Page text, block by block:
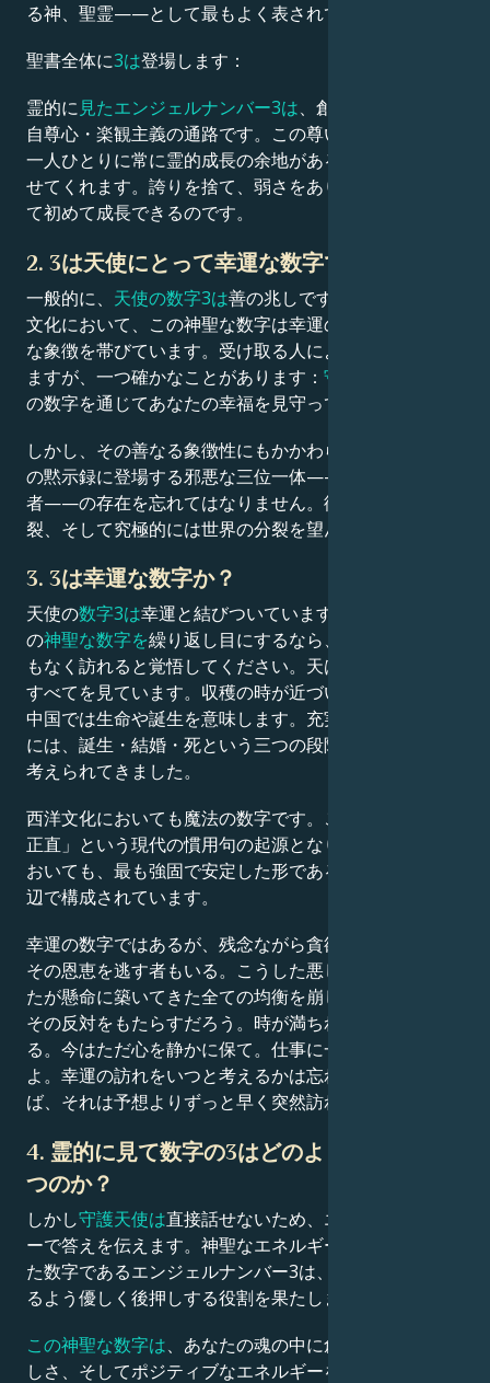
る神、聖霊——として最もよく表されています。
聖書全体に3は登場します：
霊的に見たエンジェルナンバー3は、創造性・豊かさ・
自尊心・楽観主義の通路です。この尊い数字は、私たち
一人ひとりに常に霊的成長の余地があることを思い出さ
せてくれます。誇りを捨て、弱さをありのままに直視し
て初めて成長できるのです。
2. 3は天使にとって幸運な数字ですか？
一般的に、 天使の数字3は善の兆しです。様々な宗教や
文化において、この神聖な数字は幸運の印とポジティブ
な象徴を帯びています。受け取る人によって形は変わり
ますが、一つ確かなことがあります： 守護天使たちが
の数字を通じてあなたの幸福を見守っているのです。
しかし、その善なる象徴性にもかかわらず、キリスト教
の黙示録に登場する邪悪な三位一体——竜、獣、偽預言
者——の存在を忘れてはなりません。彼らは人類の分
裂、そして究極的には世界の分裂を望んでいるのです。
3. 3は幸運な数字か？
天使の数字3は幸運と結びついています。日常生活でこ
の神聖な数字を繰り返し目にするなら、良い知らせが間
もなく訪れると覚悟してください。天はあなたの努力の
すべてを見ています。収穫の時が近づいているのです。
中国では生命や誕生を意味します。充実した人生を送る
には、誕生・結婚・死という三つの段階を経るべきだと
考えられてきました。
西洋文化においても魔法の数字です。これが「三度目の
正直」という現代の慣用句の起源となりました。数学に
おいても、最も強固で安定した形である三角形は三つの
辺で構成されています。
幸運の数字ではあるが、残念ながら貪欲さや焦りゆえに
その恩恵を逃す者もいる。こうした悪しき性質は、あな
たが懸命に築いてきた全ての均衡を崩し、幸運ではなく
その反対をもたらすだろう。時が満ちれば人生は好転す
る。今はただ心を静かに保て。仕事に一貫性を持ち続け
よ。幸運の訪れをいつと考えるかは忘れよ。そうすれ
ば、それは予想よりずっと早く突然訪れるだろう。
4. 霊的に見て数字の3はどのような意味を持
つのか？
しかし守護天使は直接話せないため、エンジェルナンバ
ーで答えを伝えます。神聖なエネルギーと深く結びつい
た数字であるエンジェルナンバー3は、自分自身を信じ
るよう優しく後押しする役割を果たします。
この神聖な数字は、あなたの魂の中に創造性、自信、楽
しさ、そしてポジティブなエネルギーを響かせます。人